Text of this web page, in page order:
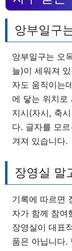
앙부일구
앙부일구는 오
늘)이 세워져
자도 움직이는
에 닿는 위치로
지시(자시, 축
다. 글자를 모
겨져 있습니다.
장영실 말
기록에 따르면
자가 함께 참여
장영실이 대표
품은 아닙니다.